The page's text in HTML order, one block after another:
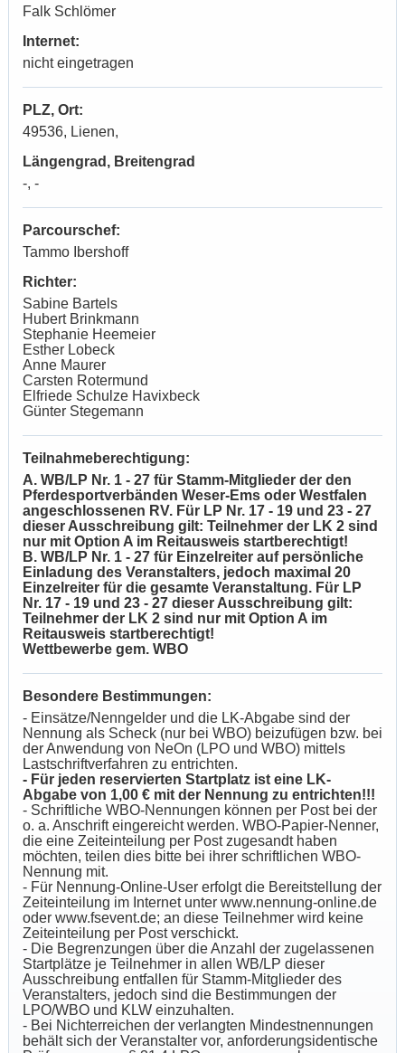
Falk Schlömer
Internet:
nicht eingetragen
PLZ, Ort:
49536, Lienen,
Längengrad, Breitengrad
-, -
Parcourschef:
Tammo Ibershoff
Richter:
Sabine Bartels
Hubert Brinkmann
Stephanie Heemeier
Esther Lobeck
Anne Maurer
Carsten Rotermund
Elfriede Schulze Havixbeck
Günter Stegemann
Teilnahmeberechtigung:
A. WB/LP Nr. 1 - 27 für Stamm-Mitglieder der den
Pferdesportverbänden Weser-Ems oder Westfalen
angeschlossenen RV. Für LP Nr. 17 - 19 und 23 - 27
dieser Ausschreibung gilt: Teilnehmer der LK 2 sind
nur mit Option A im Reitausweis startberechtigt!
B. WB/LP Nr. 1 - 27 für Einzelreiter auf persönliche
Einladung des Veranstalters, jedoch maximal 20
Einzelreiter für die gesamte Veranstaltung. Für LP
Nr. 17 - 19 und 23 - 27 dieser Ausschreibung gilt:
Teilnehmer der LK 2 sind nur mit Option A im
Reitausweis startberechtigt!
Wettbewerbe gem. WBO
Besondere Bestimmungen:
- Einsätze/Nenngelder und die LK-Abgabe sind der
Nennung als Scheck (nur bei WBO) beizufügen bzw. bei
der Anwendung von NeOn (LPO und WBO) mittels
Lastschriftverfahren zu entrichten.
- Für jeden reservierten Startplatz ist eine LK-
Abgabe von 1,00 € mit der Nennung zu entrichten!!!
- Schriftliche WBO-Nennungen können per Post bei der
o. a. Anschrift eingereicht werden. WBO-Papier-Nenner,
die eine Zeiteinteilung per Post zugesandt haben
möchten, teilen dies bitte bei ihrer schriftlichen WBO-
Nennung mit.
- Für Nennung-Online-User erfolgt die Bereitstellung der
Zeiteinteilung im Internet unter www.nennung-online.de
oder www.fsevent.de; an diese Teilnehmer wird keine
Zeiteinteilung per Post verschickt.
- Die Begrenzungen über die Anzahl der zugelassenen
Startplätze je Teilnehmer in allen WB/LP dieser
Ausschreibung entfallen für Stamm-Mitglieder des
Veranstalters, jedoch sind die Bestimmungen der
LPO/WBO und KLW einzuhalten.
- Bei Nichterreichen der verlangten Mindestnennungen
behält sich der Veranstalter vor, anforderungsidentische